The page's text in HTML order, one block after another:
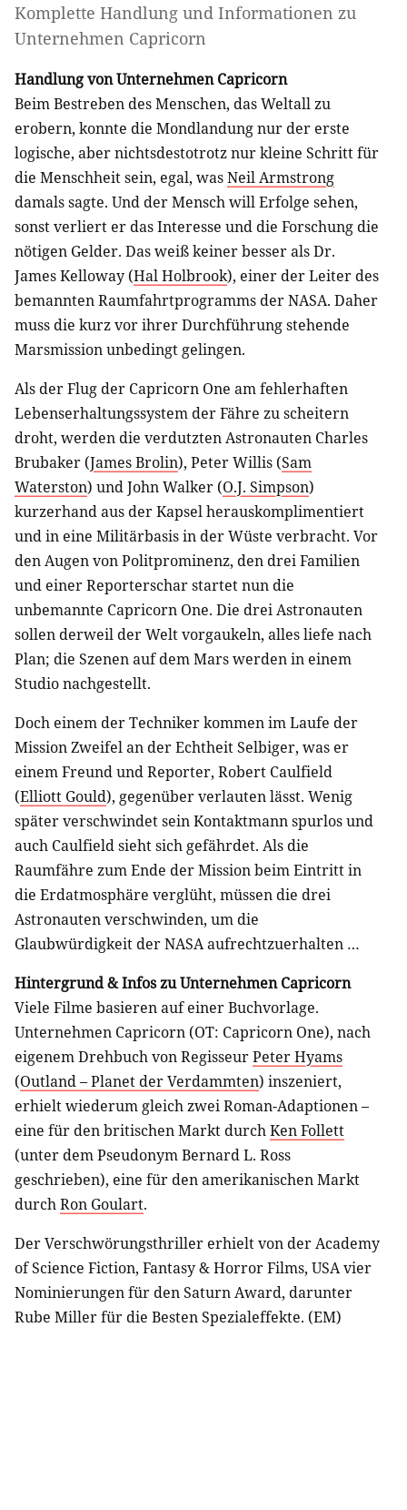
Komplette Handlung und Informationen zu
Unternehmen Capricorn
Handlung von Unternehmen Capricorn
Beim Bestreben des Menschen, das Weltall zu
erobern, konnte die Mondlandung nur der erste
logische, aber nichtsdestotrotz nur kleine Schritt für
die Menschheit sein, egal, wasNeil Armstrong
damals sagte. Und der Mensch will Erfolge sehen,
sonst verliert er das Interesse und die Forschung die
nötigen Gelder. Das weiß keiner besser als Dr.
James Kelloway (Hal Holbrook), einer der Leiter des
bemannten Raumfahrtprogramms der NASA. Daher
muss die kurz vor ihrer Durchführung stehende
Marsmission unbedingt gelingen.
Als der Flug der Capricorn One am fehlerhaften
Lebenserhaltungssystem der Fähre zu scheitern
droht, werden die verdutzten Astronauten Charles
Brubaker (James Brolin), Peter Willis (Sam
Waterston) und John Walker (O.J. Simpson)
kurzerhand aus der Kapsel herauskomplimentiert
und in eine Militärbasis in der Wüste verbracht. Vor
den Augen von Politprominenz, den drei Familien
und einer Reporterschar startet nun die
unbemannte Capricorn One. Die drei Astronauten
sollen derweil der Welt vorgaukeln, alles liefe nach
Plan; die Szenen auf dem Mars werden in einem
Studio nachgestellt.
Doch einem der Techniker kommen im Laufe der
Mission Zweifel an der Echtheit Selbiger, was er
einem Freund und Reporter, Robert Caulfield
(Elliott Gould), gegenüber verlauten lässt. Wenig
später verschwindet sein Kontaktmann spurlos und
auch Caulfield sieht sich gefährdet. Als die
Raumfähre zum Ende der Mission beim Eintritt in
die Erdatmosphäre verglüht, müssen die drei
Astronauten verschwinden, um die
Glaubwürdigkeit der NASA aufrechtzuerhalten …
Hintergrund & Infos zu Unternehmen Capricorn
Viele Filme basieren auf einer Buchvorlage.
Unternehmen Capricorn (OT: Capricorn One), nach
eigenem Drehbuch von RegisseurPeter Hyams
(Outland – Planet der Verdammten) inszeniert,
erhielt wiederum gleich zwei Roman-Adaptionen –
eine für den britischen Markt durchKen Follett
(unter dem Pseudonym Bernard L. Ross
geschrieben), eine für den amerikanischen Markt
durchRon Goulart.
Der Verschwörungsthriller erhielt von der Academy
of Science Fiction, Fantasy & Horror Films, USA vier
Nominierungen für den Saturn Award, darunter
Rube Miller für die Besten Spezialeffekte. (EM)